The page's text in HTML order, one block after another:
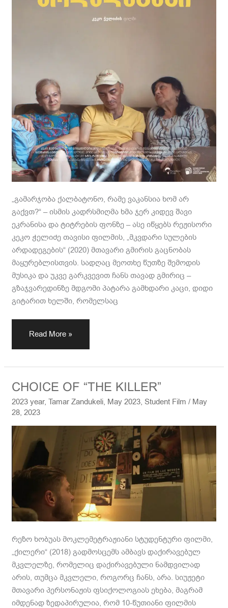
„გამარჯობა ქალბატონო, რამე ვაკანსია ხომ არ
გაქვთ?“ – ისმის კადრსმიღმა ხმა ჯერ კიდევ შავი
ეკრანისა და ტიტრების ფონზე – ასე იწყებს რეჟისორი
კეკო ჭელიძე თავისი ფილმის, „მკვდარი სულების
არდადეგების“ (2020) მთავარი გმირის გაცნობას
მაყურებლისთვის. სადღაც მეოთხე წუთზე შემოდის
მუსიკა და უკვე გარკვევით ჩანს თავად გმირიც –
გზაჯვარედინზე მდგომი პატარა გამხდარი კაცი, დიდი
გიტარით ხელში, რომელსაც
Read More »
CHOICE OF “THE KILLER”
2023 year,Tamar Zandukeli, May 2023, Student Film / May
28, 2023
რეზო ხობუას მოკლემეტრაჟიანი სტუდენტური ფილმი,
„ქილერი“ (2018) გადმოსცემს ამბავს დაქირავებულ
მკვლელზე, რომელიც დაქირავებული ნამდვილად
არის, თუმცა მკვლელი, როგორც ჩანს, არა. სიუჟეტი
მთავარი პერსონაჟის ფსიქოლოგიას ეხება, მაგრამ
იმდენად ზედაპირულია, რომ 10-წუთიანი ფილმის
CHOICE
“THE